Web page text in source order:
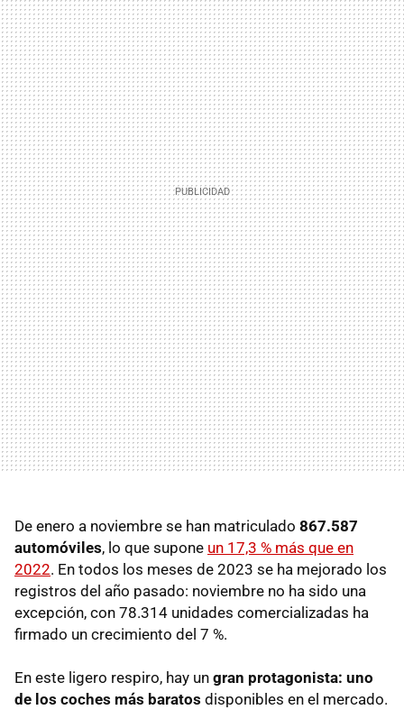
De enero a noviembre se han matriculado 867.587
automóviles, lo que supone un 17,3 % más que en
2022. En todos los meses de 2023 se ha mejorado los
registros del año pasado: noviembre no ha sido una
excepción, con 78.314 unidades comercializadas ha
firmado un crecimiento del 7 %.
En este ligero respiro, hay un gran protagonista: uno
de los coches más baratos disponibles en el mercado.